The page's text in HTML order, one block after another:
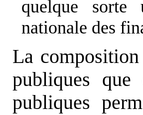
quelque sorte
nationale des
La
publiques que
publiques